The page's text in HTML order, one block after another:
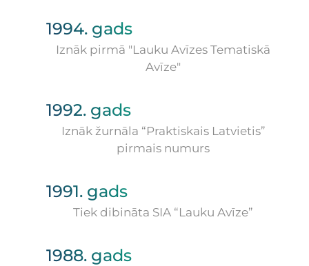
1994. gads
Iznāk pirmā "Lauku Avīzes Tematiskā
Avīze"
1992. gads
Iznāk žurnāla “Praktiskais Latvietis”
pirmais numurs
1991. gads
Tiek dibināta SIA “Lauku Avīze”
1988. gads